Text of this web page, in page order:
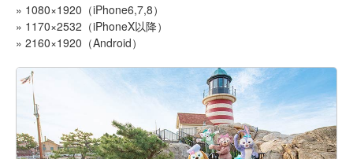
» 1080×1920（iPhone6,7,8）
» 1170×2532（iPhoneX以降）
» 2160×1920（Android）